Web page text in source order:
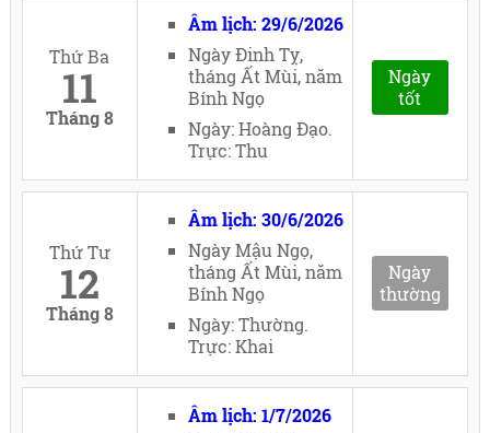
Thứ Ba
11
Tháng 8
Âm lịch: 29/6/2026
Ngày Đinh Tỵ,
tháng Ất Mùi, năm
Bính Ngọ
Ngày: Hoàng Đạo.
Trực: Thu
Ngày
tốt
Thứ Tư
12
Tháng 8
Âm lịch: 30/6/2026
Ngày Mậu Ngọ,
tháng Ất Mùi, năm
Bính Ngọ
Ngày: Thường.
Trực: Khai
Ngày
thường
Âm lịch: 1/7/2026